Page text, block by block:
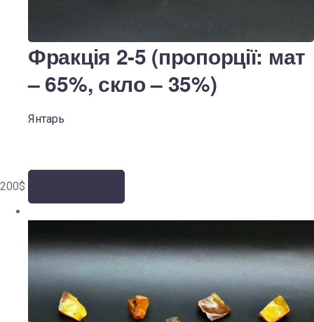
Фракція 2-5 (пропорції: мат
– 65%, скло – 35%)
Янтарь
200$